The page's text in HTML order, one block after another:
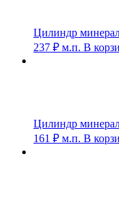
Цилиндр
237 ₽ м.п. В
Цилиндр
161 ₽ м.п. В